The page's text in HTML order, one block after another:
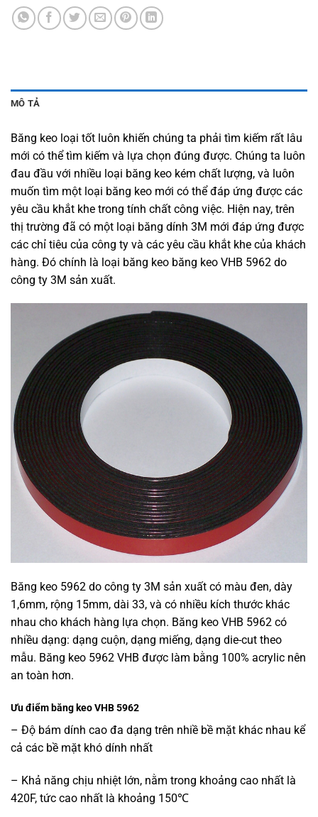
MÔ TẢ
Băng keo loại tốt luôn khiến chúng ta phải tìm kiếm rất lâu
mới có thể tìm kiếm và lựa chọn đúng được. Chúng ta luôn
đau đầu với nhiều loại băng keo kém chất lượng, và luôn
muốn tìm một loại băng keo mới có thể đáp ứng được các
yêu cầu khắt khe trong tính chất công việc. Hiện nay, trên
thị trường đã có một loại băng dính 3M mới đáp ứng được
các chỉ tiêu của công ty và các yêu cầu khắt khe của khách
hàng. Đó chính là loại băng keo băng keo VHB 5962 do
công ty 3M sản xuất.
Băng keo 5962 do công ty 3M sản xuất có màu đen, dày
1,6mm, rộng 15mm, dài 33, và có nhiều kích thước khác
nhau cho khách hàng lựa chọn. Băng keo VHB 5962 có
nhiều dạng: dạng cuộn, dạng miếng, dạng die-cut theo
mẫu. Băng keo 5962 VHB được làm bằng 100% acrylic nên
an toàn hơn.
Ưu điểm băng keo VHB 5962
– Độ bám dính cao đa dạng trên nhiề bề mặt khác nhau kể
cả các bề mặt khó dính nhất
– Khả năng chịu nhiệt lớn, nằm trong khoảng cao nhất là
420F, tức cao nhất là khoảng 150℃